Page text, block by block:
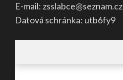
E-mail: zsslabce@seznam.cz
Datová schránka: utb6fy9